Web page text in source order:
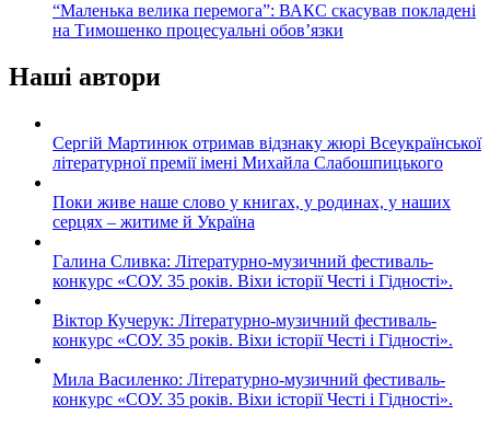
“Маленька велика перемога”: ВАКС скасував покладені
на Тимошенко процесуальні обов’язки
Наші автори
Сергій Мартинюк отримав відзнаку жюрі Всеукраїнської
літературної премії імені Михайла Слабошпицького
Поки живе наше слово у книгах, у родинах, у наших
серцях – житиме й Україна
Галина Сливка: Літературно-музичний фестиваль-
конкурс «СОУ. 35 років. Віхи історії Честі і Гідності».
Віктор Кучерук: Літературно-музичний фестиваль-
конкурс «СОУ. 35 років. Віхи історії Честі і Гідності».
Мила Василенко: Літературно-музичний фестиваль-
конкурс «СОУ. 35 років. Віхи історії Честі і Гідності».